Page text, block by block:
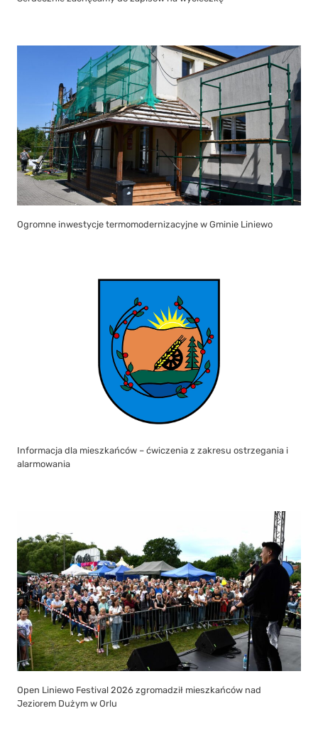
Ogromne inwestycje termomodernizacyjne w Gminie Liniewo
Informacja dla mieszkańców – ćwiczenia z zakresu ostrzegania i
alarmowania
Open Liniewo Festival 2026 zgromadził mieszkańców nad
Jeziorem Dużym w Orlu